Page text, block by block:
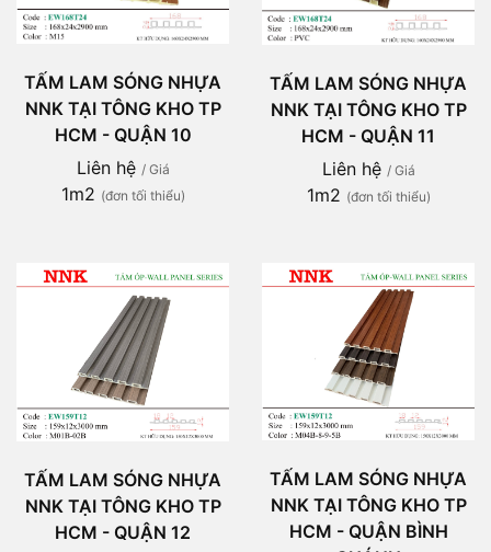
TẤM LAM SÓNG NHỰA
NNK TẠI TÔNG KHO TP
HCM - QUẬN 10
Liên hệ / Giá
1m2 (đơn tối thiểu)
TẤM LAM SÓNG NHỰA
NNK TẠI TÔNG KHO TP
HCM - QUẬN 11
Liên hệ / Giá
1m2 (đơn tối thiểu)
TẤM LAM SÓNG NHỰA
NNK TẠI TÔNG KHO TP
HCM - QUẬN 12
TẤM LAM SÓNG NHỰA
NNK TẠI TÔNG KHO TP
HCM - QUẬN BÌNH